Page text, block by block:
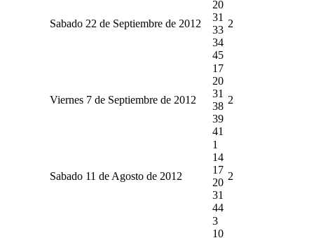
Sabado 22 de Septiembre de 2012
20
31
33
34
45
2
Viernes 7 de Septiembre de 2012
17
20
31
38
39
41
2
Sabado 11 de Agosto de 2012
1
14
17
20
31
44
2
3
10